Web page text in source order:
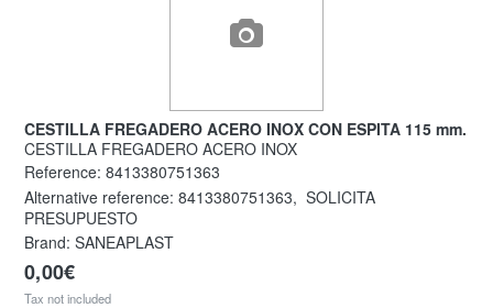
CESTILLA FREGADERO ACERO INOX CON ESPITA 115 mm.
CESTILLA FREGADERO ACERO INOX
Reference: 8413380751363
Alternative reference: 8413380751363, SOLICITA
PRESUPUESTO
Brand: SANEAPLAST
0,00€
Tax not included